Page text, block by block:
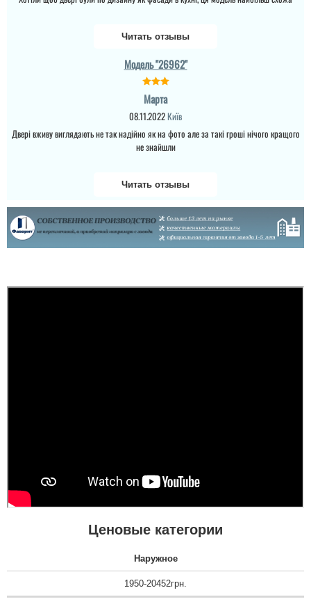
Читать отзывы
Модель "26962"
Марта
08.11.2022Київ
Двері вживу виглядають не так надійно як на фото але за такі гроші нічого кращого
не знайшли
Читать отзывы
Ценовые категории
Наружное
1950-20452грн.